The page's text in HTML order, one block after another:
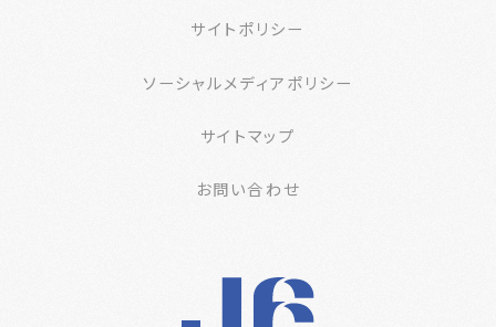
サイトポリシー
ソーシャルメディアポリシー
サイトマップ
お問い合わせ